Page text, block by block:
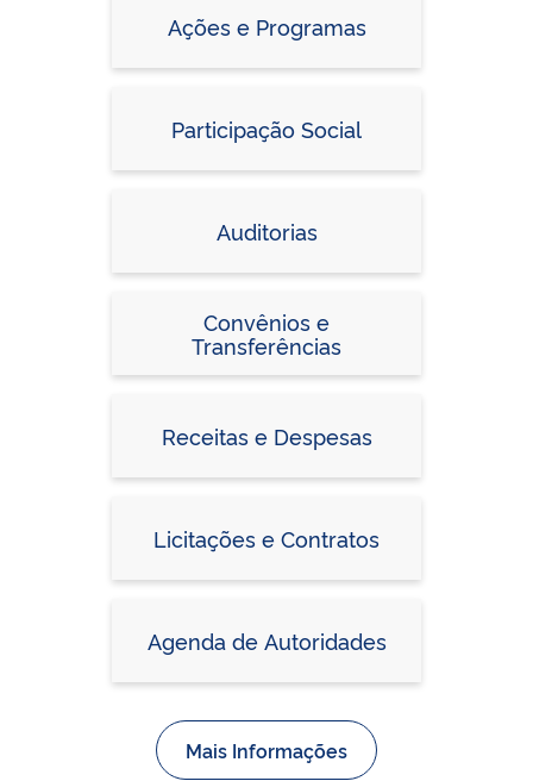
Ações e Programas
Participação Social
Auditorias
Convênios e
Transferências
Receitas e Despesas
Licitações e Contratos
Agenda de Autoridades
Mais Informações